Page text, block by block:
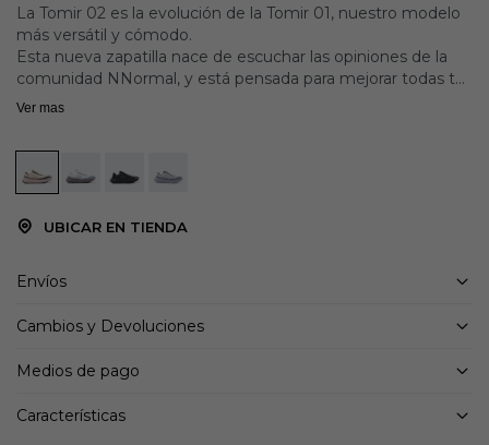
La Tomir 02 es la evolución de la Tomir 01, nuestro modelo
más versátil y cómodo.
Esta nueva zapatilla nace de escuchar las opiniones de la
comunidad NNormal, y está pensada para mejorar todas tus
experiencias de trail running y actividades al aire libre.
Media suela Eexpure
Ver mas
UBICAR EN TIENDA
Envíos
Cambios y Devoluciones
Medios de pago
Características